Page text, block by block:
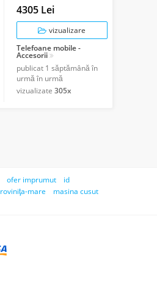
4305 Lei
vizualizare
Telefoane mobile -
Accesorii
publicat 1 săptămână în
urmă în urmă
vizualizate 305x
ofer imprumut
id
roviniţa-mare
masina cusut